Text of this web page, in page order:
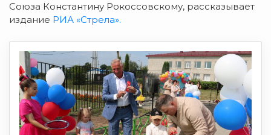
Союза Константину Рокоссовскому, рассказывает
издание РИА «Стрела».